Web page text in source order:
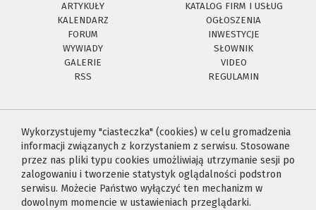
ARTYKUŁY
KATALOG FIRM I USŁUG
KALENDARZ
OGŁOSZENIA
FORUM
INWESTYCJE
WYWIADY
SŁOWNIK
GALERIE
VIDEO
RSS
REGULAMIN
Wykorzystujemy "ciasteczka" (cookies) w celu gromadzenia
informacji związanych z korzystaniem z serwisu. Stosowane
przez nas pliki typu cookies umożliwiają utrzymanie sesji po
zalogowaniu i tworzenie statystyk oglądalności podstron
serwisu. Możecie Państwo wyłączyć ten mechanizm w
dowolnym momencie w ustawieniach przeglądarki.